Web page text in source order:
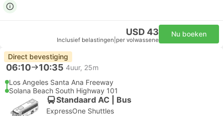
USD 43
Inclusief belastingen per volwassene
Nu boeken
Direct bevestiging
06:10 10:35 4uur, 25m
Los Angeles Santa Ana Freeway
Solana Beach South Highway 101
Standaard AC | Bus
ExpressOne Shuttles